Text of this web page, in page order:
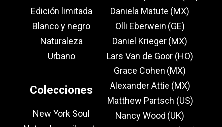
Edición limitada
Blanco y negro
Naturaleza
Urbano
Colecciones
New York Soul
Daniela Matute (MX)
Olli Eberwein (GE)
Daniel Krieger (MX)
Lars Van de Goor (HO)
Grace Cohen (MX)
Alexander Attie (MX)
Matthew Partsch (US)
Nancy Wood (UK)